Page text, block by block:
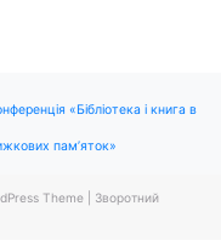
«Бібліотека і книга в
пам’яток»
Theme
Зворотний